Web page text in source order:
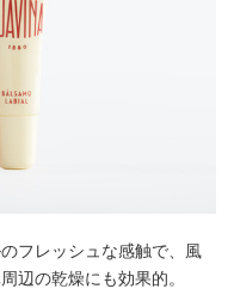
フレッシュな感触で、風
辺の乾燥にも効果的。